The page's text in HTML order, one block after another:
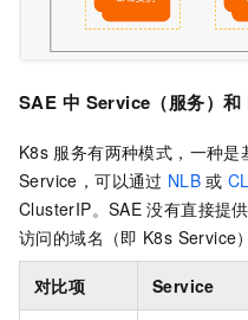
SAE 中 Service（服务）和
K8s 服务有两种模式，一种是
Service，可以通过 NLB 或
ClusterIP。SAE 没有直接提供
访问的域名（即 K8s Service
对比项 Service